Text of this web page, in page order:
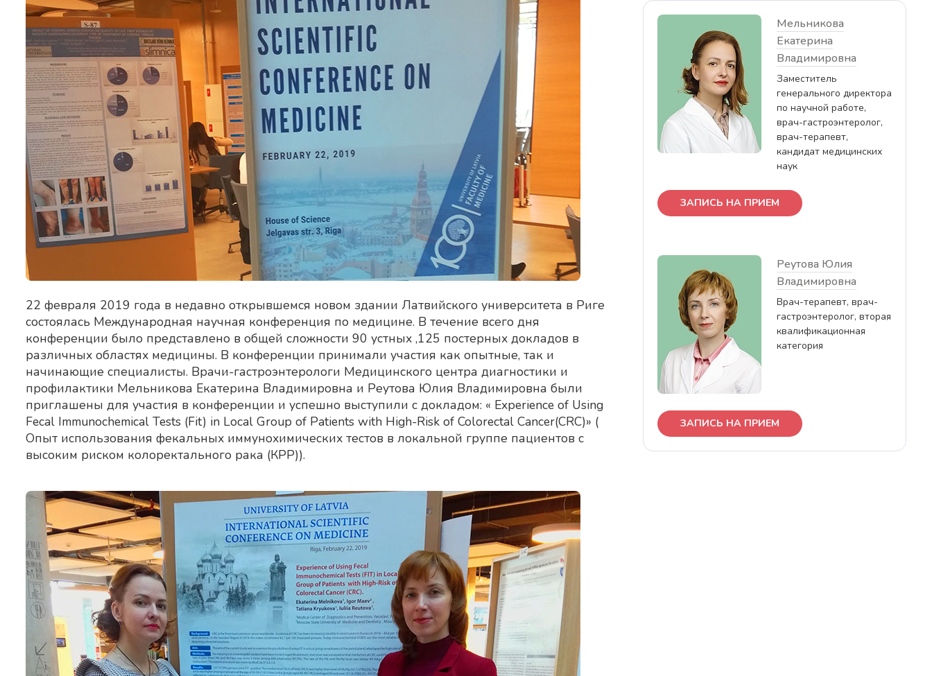
22 февраля 2019 года в недавно открывшемся новом здании Латвийского университета в Риге
состоялась Международная научная конференция по медицине. В течение всего дня
конференции было представлено в общей сложности 90 устных ,125 постерных докладов в
различных областях медицины. В конференции принимали участия как опытные, так и
начинающие специалисты. Врачи-гастроэнтерологи Медицинского центра диагностики и
профилактики Мельникова Екатерина Владимировна и Реутова Юлия Владимировна были
приглашены для участия в конференции и успешно выступили с докладом: « Experience of Using
Fecal Immunochemical Tests (Fit) in Local Group of Patients with High-Risk of Colorectal Cancer(CRC)» (
Опыт использования фекальных иммунохимических тестов в локальной группе пациентов с
высоким риском колоректального рака (КРР)).
Мельникова
Екатерина
Владимировна
Заместитель
генерального директора
по научной работе,
врач-гастроэнтеролог,
врач-терапевт,
кандидат медицинских
наук
ЗАПИСЬ НА ПРИЕМ
Реутова Юлия
Владимировна
Врач-терапевт, врач-
гастроэнтеролог, вторая
квалификационная
категория
ЗАПИСЬ НА ПРИЕМ